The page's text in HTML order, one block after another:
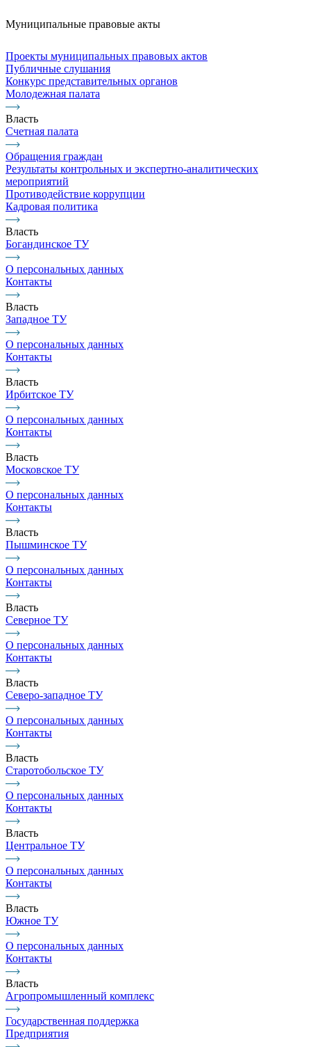
Муниципальные правовые акты
Проекты муниципальных правовых актов
Публичные слушания
Конкурс представительных органов
Молодежная палата
Власть
Счетная палата
Обращения граждан
Результаты контрольных и экспертно-аналитических
мероприятий
Противодействие коррупции
Кадровая политика
Власть
Богандинское ТУ
О персональных данных
Контакты
Власть
Западное ТУ
О персональных данных
Контакты
Власть
Ирбитское ТУ
О персональных данных
Контакты
Власть
Московское ТУ
О персональных данных
Контакты
Власть
Пышминское ТУ
О персональных данных
Контакты
Власть
Северное ТУ
О персональных данных
Контакты
Власть
Северо-западное ТУ
О персональных данных
Контакты
Власть
Старотобольское ТУ
О персональных данных
Контакты
Власть
Центральное ТУ
О персональных данных
Контакты
Власть
Южное ТУ
О персональных данных
Контакты
Власть
Агропромышленный комплекс
Государственная поддержка
Предприятия